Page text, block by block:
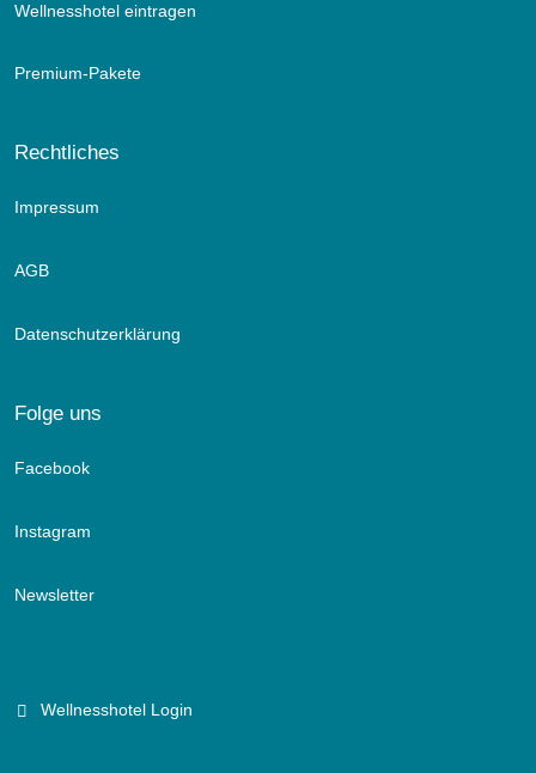
Wellnesshotel eintragen
Premium-Pakete
Rechtliches
Impressum
AGB
Datenschutzerklärung
Folge uns
Facebook
Instagram
Newsletter
Wellnesshotel Login